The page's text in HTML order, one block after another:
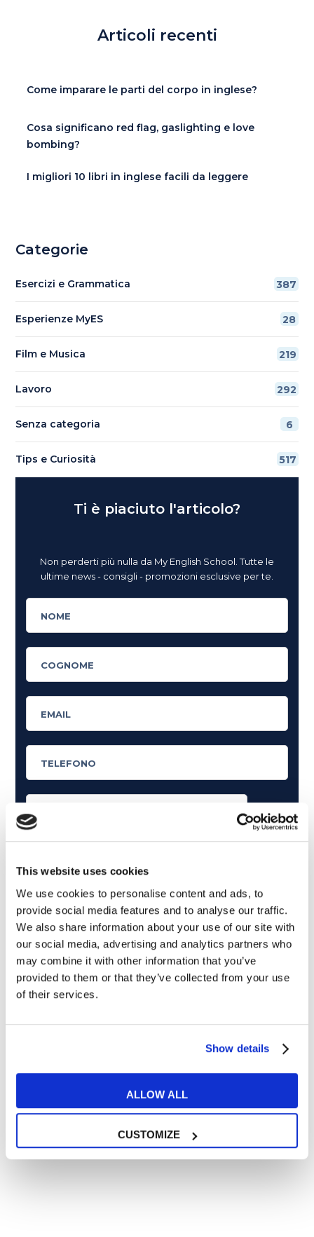
This website uses cookies
We use cookies to personalise content and ads, to
provide social media features and to analyse our traffic.
We also share information about your use of our site with
our social media, advertising and analytics partners who
may combine it with other information that you’ve
provided to them or that they’ve collected from your use
of their services.
Show details
ALLOW ALL
CUSTOMIZE
Articoli recenti
Come imparare le parti del corpo in inglese?
Cosa significano red flag, gaslighting e love
bombing?
I migliori 10 libri in inglese facili da leggere
Categorie
Esercizi e Grammatica 387
Esperienze MyES 28
Film e Musica 219
Lavoro 292
Senza categoria 6
Tips e Curiosità 517
Ti è piaciuto l'articolo?
Non perderti più nulla da My English School. Tutte le
ultime news - consigli - promozioni esclusive per te.
Articoli dedicati alla grammatica inglese
Articoli dedicati a inglese nel mondo del lavoro
Articoli con tips e new sulla lingua inglese
Articoli divertenti su film e musica
In quanto di età superiore ai 16 anni, dichiaro di acconsentire
al trattamento dei miei dati personali in conformità
all’informativa privacy.
Desidero ricevere comunicazioni commerciali e promozionali